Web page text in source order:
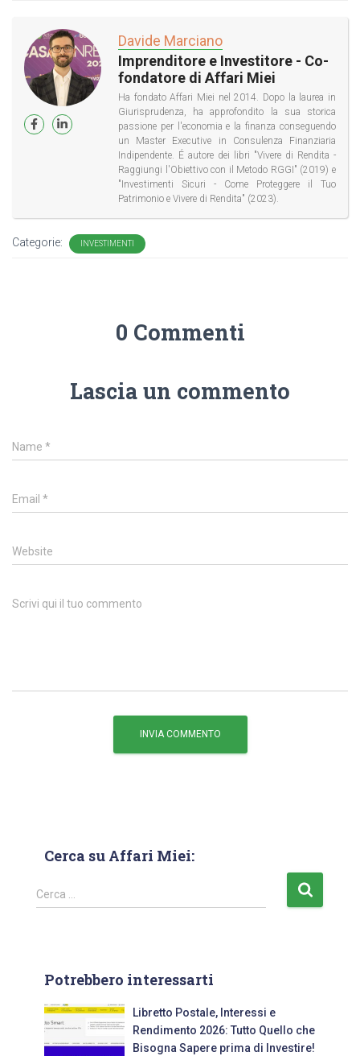
Davide Marciano
Imprenditore e Investitore - Co-
fondatore di Affari Miei
Ha fondato Affari Miei nel 2014. Dopo la laurea in
Giurisprudenza, ha approfondito la sua storica
passione per l'economia e la finanza conseguendo
un Master Executive in Consulenza Finanziaria
Indipendente. É autore dei libri "Vivere di Rendita -
Raggiungi l'Obiettivo con il Metodo RGGI" (2019) e
"Investimenti Sicuri - Come Proteggere il Tuo
Patrimonio e Vivere di Rendita" (2023).
Categorie: INVESTIMENTI
0 Commenti
Lascia un commento
Name *
Email *
Website
Scrivi qui il tuo commento
Cerca su Affari Miei:
Cerca …
Potrebbero interessarti
Libretto Postale, Interessi e
Rendimento 2026: Tutto Quello che
Bisogna Sapere prima di Investire!